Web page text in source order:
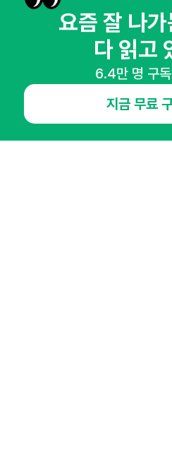
마케팅 감각을 깨워 드릴게요!
65,043명의 마케터를 성장시키는 뉴스레터
요즘 잘 나
다 읽고
6.4만 명 구독
지금 무료